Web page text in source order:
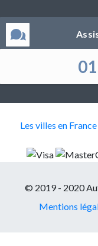
Les villes en France
© 2019 - 2020
Mentions